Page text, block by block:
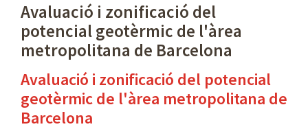
Avaluació i zonificació del
potencial geotèrmic de l'àrea
metropolitana de Barcelona
Avaluació i zonificació del potencial
geotèrmic de l'àrea metropolitana de
Barcelona